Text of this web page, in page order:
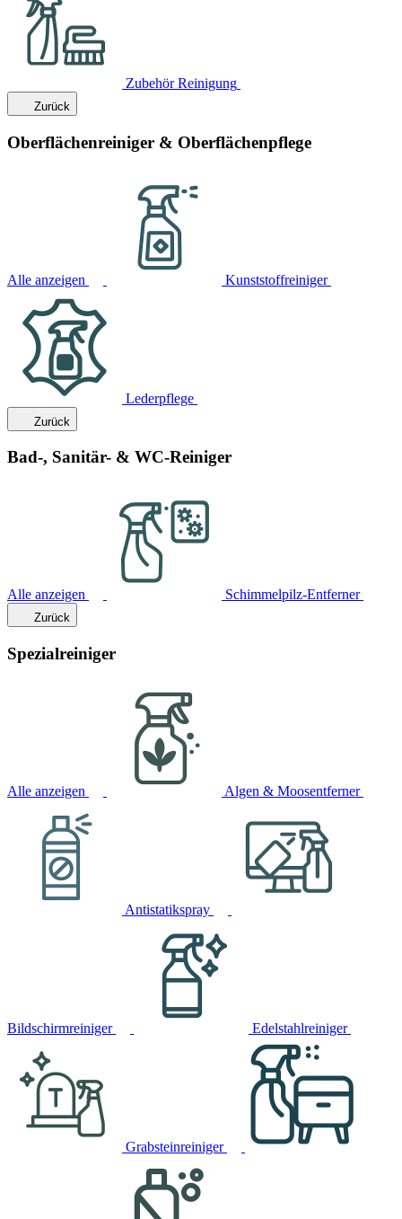
Zubehör Reinigung
Zurück
Oberflächenreiniger & Oberflächenpflege
Alle anzeigen Kunststoffreiniger
Lederpflege
Zurück
Bad-, Sanitär- & WC-Reiniger
Alle anzeigen Schimmelpilz-Entferner
Zurück
Spezialreiniger
Alle anzeigen Algen & Moosentferner
Antistatikspray
Bildschirmreiniger Edelstahlreiniger
Grabsteinreiniger